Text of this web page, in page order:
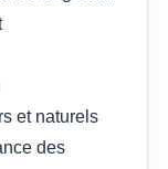
et naturels
des